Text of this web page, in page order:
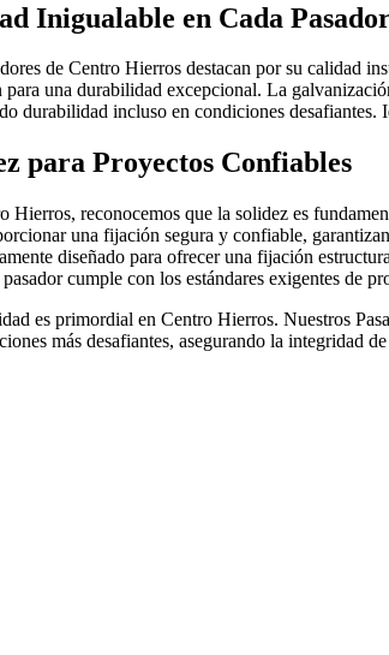
Inigualable en Cada
de Centro Hierros destacan por su calidad
para una durabilidad excepcional. La
durabilidad incluso en condiciones desafiantes.
para Proyectos Confiables
Hierros, reconocemos que la solidez es
una fijación segura y confiable,
diseñado para ofrecer una fijación
pasador cumple con los estándares exigentes de
es primordial en Centro Hierros. Nuestros
más desafiantes, asegurando la integridad